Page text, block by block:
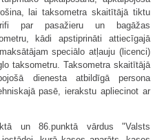
lai taksometra skaitītājā tiktu
par pasažieru un bagāžas
kādi apstiprināti attiecīgajā
speciālo atļauju (licenci)
taksometru. Taksometra skaitītājā
dienesta atbildīgā persona
pasē, ierakstu apliecinot ar
un 86.punktā vārdus "Valsts